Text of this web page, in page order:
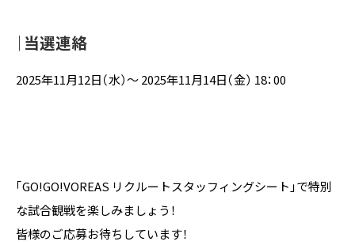
｜当選連絡
2025年11月12日（水）〜 2025年11月14日（金） 18：00
「GO!GO!VOREAS リクルートスタッフィングシート」で特別
な試合観戦を楽しみましょう！
皆様のご応募お待ちしています！